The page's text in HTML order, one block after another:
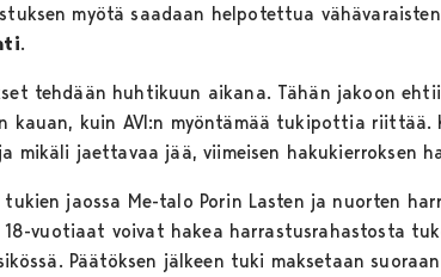
myötä saadaan helpotettua
.
tehdään huhtikuun aikana. Tähän jakoon
kauan, kuin AVI:n myöntämää tukipottia riittää.
mikäli jaettavaa jää, viimeisen hakukierroksen
tukien jaossa Me-talo Porin Lasten ja nuorten
vuotiaat voivat hakea harrastusrahastosta
Päätöksen jälkeen tuki maksetaan